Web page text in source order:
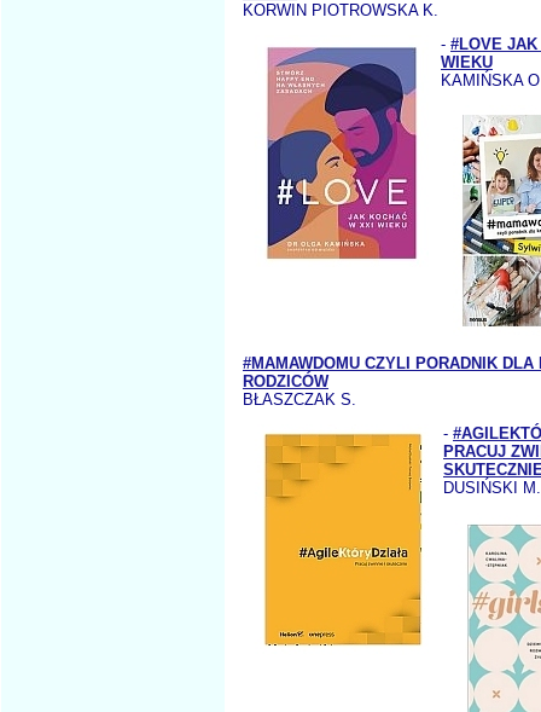
KORWIN PIOTROWSKA K.
- #LOVE JAK
WIEKU
KAMIŃSKA
#MAMAWDOMU CZYLI PORADNIK DLA
RODZICÓW
BŁASZCZAK S.
-
PRACUJ
DUSIŃSKI